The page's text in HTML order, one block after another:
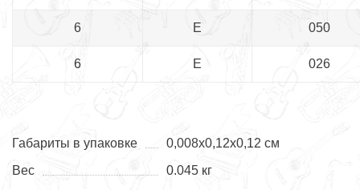
6 E 050
6 E 026
Габариты в упаковке
0,008х0,12х0,12 см
Вес
0.045 кг